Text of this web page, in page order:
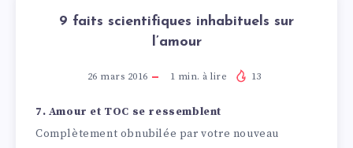
9 faits scientifiques inhabituels sur
l’amour
26 mars 2016 1 min. à lire 13
7. Amour et TOC se ressemblent
Complètement obnubilée par votre nouveau